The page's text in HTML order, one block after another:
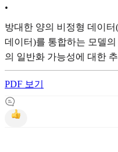
•
방대한 양의 비정형 데이
데이터)를 통합하는 모델
의 일반화 가능성에 대한
PDF 보기